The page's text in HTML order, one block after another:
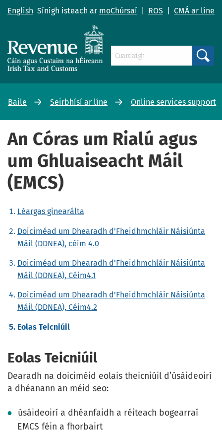
English Sínigh isteach ar moChúrsaí ROS CMÁ ar líne
Baile Seirbhísí ar líne Online services support
An Córas um Rialú agus
um Ghluaiseacht Máil
(EMCS)
Léargas ginearálta
Doiciméad um Dhearadh d'Fheidhmchláir Náisiúnta
Máil (DDNEA), céim 4.0
Doiciméad um Dhearadh d'Fheidhmchláir Náisiúnta
Máil (DDNEA), Céim4.1
Doiciméad um Dhearadh d'Fheidhmchláir Náisiúnta
Máil (DDNEA), Céim4.2
Eolas Teicniúil
Eolas Teicniúil
Dearadh na doiciméid eolais theicniúil d’úsáideoirí
a dhéanann an méid seo:
úsáideoirí a dhéanfaidh a réiteach bogearraí
EMCS féin a fhorbairt